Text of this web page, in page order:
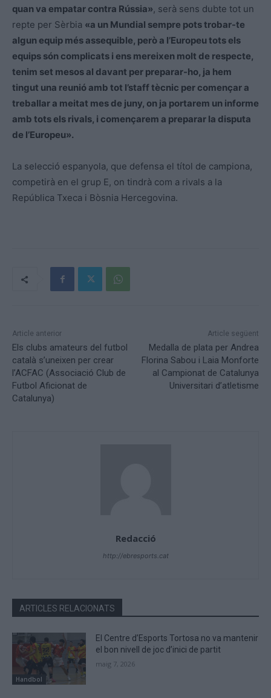
quan va empatar contra Rússia», serà sens dubte tot un
repte per Sèrbia «a un Mundial sempre pots trobar-te
algun equip més assequible, però a l’Europeu tots els
equips són complicats i ens mereixen molt de respecte,
tenim set mesos al davant per preparar-ho, ja hem
tingut una reunió amb tot l’staff tècnic per començar a
treballar a meitat mes de juny, on ja portarem un informe
amb tots els rivals, i començarem a preparar la disputa
de l’Europeu».
La selecció espanyola, que defensa el títol de campiona,
competirà en el grup E, on tindrà com a rivals a la
República Txeca i Bòsnia Hercegovina.
Article anterior
Els clubs amateurs del futbol
català s’uneixen per crear
l’ACFAC (Associació Club de
Futbol Aficionat de
Catalunya)
Article següent
Medalla de plata per Andrea
Florina Sabou i Laia Monforte
al Campionat de Catalunya
Universitari d’atletisme
Redacció
http://ebresports.cat
ARTICLES RELACIONATS
Handbol
El Centre d’Esports Tortosa no va mantenir
el bon nivell de joc d’inici de partit
maig 7, 2026